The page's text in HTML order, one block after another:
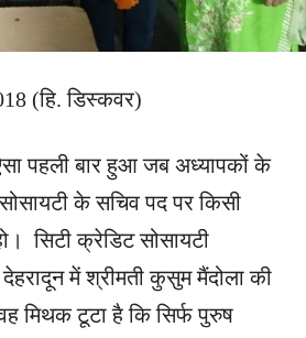
(हि. डिस्कवर)
पहली बार हुआ जब अध्यापकों के
के सचिव पद पर किसी
सिटी क्रेडिट सोसायटी
में श्रीमती कुसुम मैंदोला की
मिथक टूटा है कि सिर्फ पुरुष